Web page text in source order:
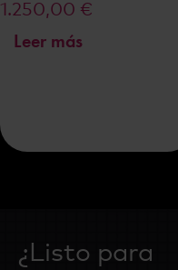
1.250,00 €
Leer más
¿Listo para